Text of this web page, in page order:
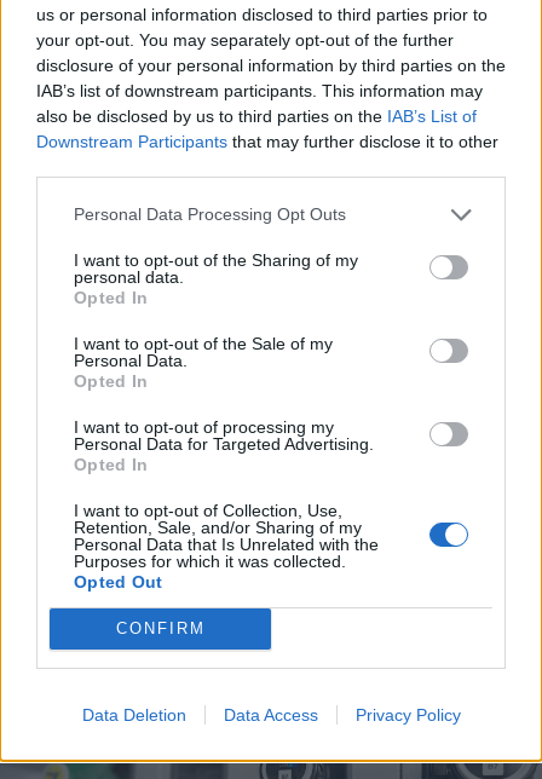
us or personal information disclosed to third parties prior to
your opt-out. You may separately opt-out of the further
disclosure of your personal information by third parties on the
IAB’s list of downstream participants. This information may
also be disclosed by us to third parties on the IAB’s List of
Downstream Participants that may further disclose it to other
Personal Data Processing Opt Outs
I want to opt-out of the Sharing of my
personal data.
Opted In
I want to opt-out of the Sale of my
Personal Data.
Opted In
I want to opt-out of processing my
Personal Data for Targeted Advertising.
Opted In
I want to opt-out of Collection, Use,
Retention, Sale, and/or Sharing of my
Personal Data that Is Unrelated with the
Purposes for which it was collected.
Opted Out
CONFIRM
Data Deletion Data Access Privacy Policy
2026. augusztus 08., szombat
metróba, felszállt az egyik kocsira,
majd kilőtték – videóval